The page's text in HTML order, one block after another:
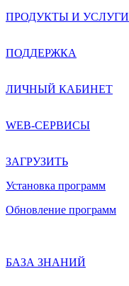
ПРОДУКТЫ И УСЛУГИ
ПОДДЕРЖКА
ЛИЧНЫЙ КАБИНЕТ
WEB-СЕРВИСЫ
ЗАГРУЗИТЬ
Установка программ
Обновление программ
БАЗА ЗНАНИЙ